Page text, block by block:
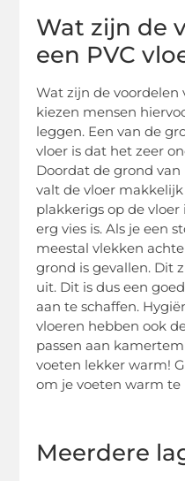
Wat zijn de
een PVC
Wat zijn de voordelen
kiezen mensen
leggen. Een van de
vloer is dat het zeer
Doordat de grond
valt de vloer
plakkerigs op de vloer
erg vies is. Als je een
meestal vlekken
grond is gevallen. Dit
uit. Dit is dus een
aan te schaffen.
vloeren hebben ook
passen aan
voeten lekker warm!
om je voeten warm te
Meerdere